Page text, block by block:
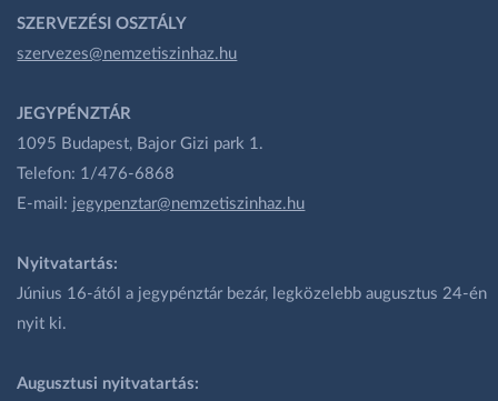
SZERVEZÉSI OSZTÁLY
szervezes@nemzetiszinhaz.hu
JEGYPÉNZTÁR
1095 Budapest, Bajor Gizi park 1.
Telefon: 1/476-6868
E-mail: jegypenztar@nemzetiszinhaz.hu
Nyitvatartás:
Június 16-ától a jegypénztár bezár, legközelebb augusztus 24-én
nyit ki.
Augusztusi nyitvatartás: